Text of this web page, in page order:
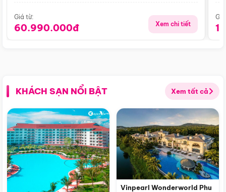
Giá từ:
60.990.000đ Xem chi tiết
KHÁCH SẠN NỔI BẬT Xem tất cả
Vinpearl Wonderworld Phu